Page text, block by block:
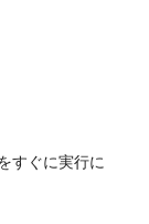
すぐに実行に